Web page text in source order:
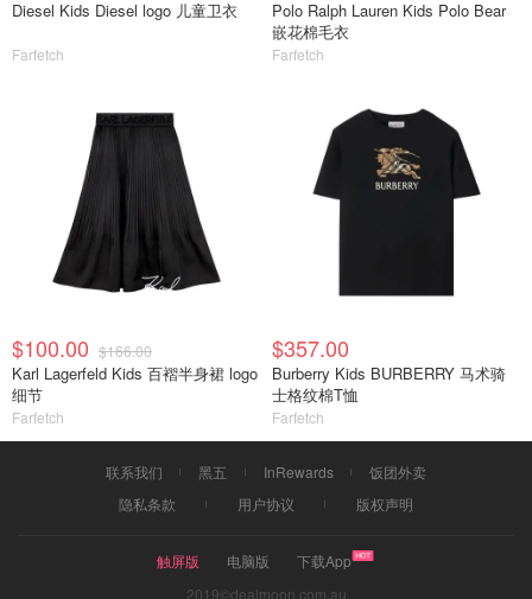
Diesel Kids Diesel logo 儿童卫衣
Farfetch
Polo Ralph Lauren Kids Polo Bear
嵌花棉毛衣
Farfetch
$100.00 $166.00
Karl Lagerfeld Kids 百褶半身裙 logo
细节
Farfetch
$357.00
Burberry Kids BURBERRY 马术骑
士格纹棉T恤
Farfetch
联系我们 黑五 InRewards
饭团外卖
隐私条款
用户协议 版权声明
触屏版 电脑版
下载App
2019©dealmoon.com.au